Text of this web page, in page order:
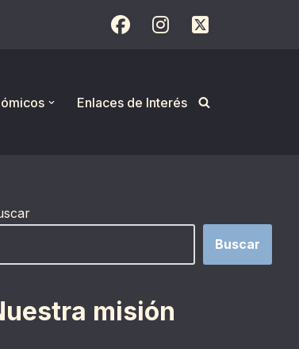
Enlaces de Interés
Buscar
misión